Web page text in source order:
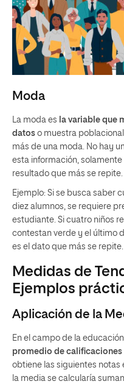
Moda
La moda es la variable que
datos o muestra
más de una moda. No hay
esta información, solamente
resultado que más se repite.
Ejemplo: Si se busca saber
diez alumnos, se requiere
estudiante. Si cuatro niños
contestan verde y el último
es el dato que más se repite.
Medidas de
Ejemplos
Aplicación de la
En el campo de la
promedio de calificaciones
obtiene las siguientes notas
la media se calcularía